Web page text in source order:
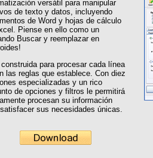
versátil para manipular
de texto y datos, incluyendo
de Word y hojas de cálculo
Piense en ello como un
Buscar y reemplazar en
para procesar cada línea
las reglas que establece. Con diez
especializadas y un rico
de opciones y filtros le permitirá
procesan su información
sus necesidades únicas.